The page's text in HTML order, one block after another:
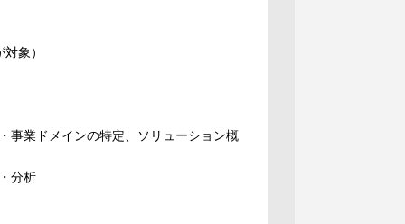
象）
事業ドメインの特定、ソリューション概
分析